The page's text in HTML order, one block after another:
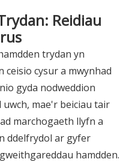
Reidiau
trydan yn
cysur a mwynhad
gyda nodweddion
mae'r beiciau tair
marchogaeth llyfn a
ddelfrydol ar gyfer
hamdden.